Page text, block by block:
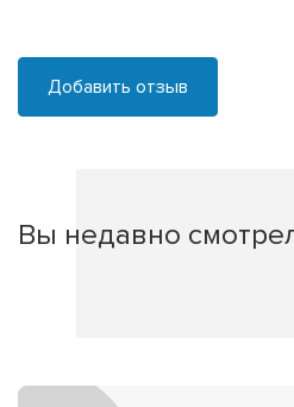
Добавить отзыв
Вы недавно